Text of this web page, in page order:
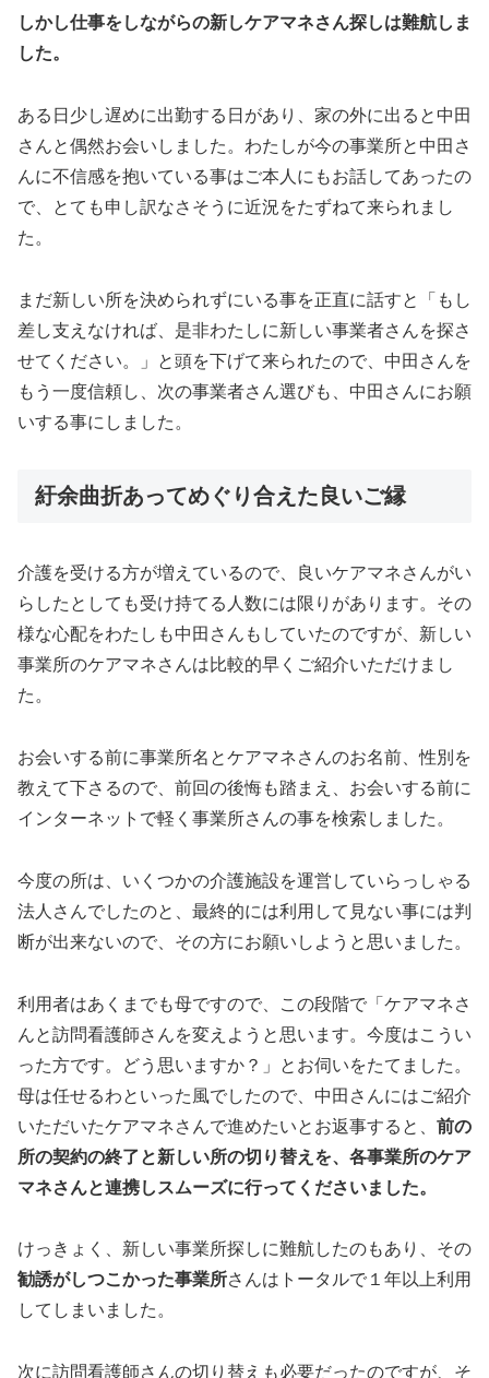
しかし仕事をしながらの新しケアマネさん探しは難航しま
した。
ある日少し遅めに出勤する日があり、家の外に出ると中田
さんと偶然お会いしました。わたしが今の事業所と中田さ
んに不信感を抱いている事はご本人にもお話してあったの
で、とても申し訳なさそうに近況をたずねて来られまし
た。
まだ新しい所を決められずにいる事を正直に話すと「もし
差し支えなければ、是非わたしに新しい事業者さんを探さ
せてください。」と頭を下げて来られたので、中田さんを
もう一度信頼し、次の事業者さん選びも、中田さんにお願
いする事にしました。
紆余曲折あってめぐり合えた良いご縁
介護を受ける方が増えているので、良いケアマネさんがい
らしたとしても受け持てる人数には限りがあります。その
様な心配をわたしも中田さんもしていたのですが、新しい
事業所のケアマネさんは比較的早くご紹介いただけまし
た。
お会いする前に事業所名とケアマネさんのお名前、性別を
教えて下さるので、前回の後悔も踏まえ、お会いする前に
インターネットで軽く事業所さんの事を検索しました。
今度の所は、いくつかの介護施設を運営していらっしゃる
法人さんでしたのと、最終的には利用して見ない事には判
断が出来ないので、その方にお願いしようと思いました。
利用者はあくまでも母ですので、この段階で「ケアマネさ
んと訪問看護師さんを変えようと思います。今度はこうい
った方です。どう思いますか？」とお伺いをたてました。
母は任せるわといった風でしたので、中田さんにはご紹介
いただいたケアマネさんで進めたいとお返事すると、 前の
所の契約の終了と新しい所の切り替えを、各事業所のケア
マネさんと連携しスムーズに行ってくださいました。
けっきょく、新しい事業所探しに難航したのもあり、その
勧誘がしつこかった事業所さんはトータルで１年以上利用
してしまいました。
次に訪問看護師さんの切り替えも必要だったのですが、そ